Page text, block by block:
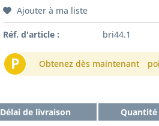
Ajouter à ma liste
Réf. d'article : bri44.1
P Obtenez dès maintenant
Délai de livraison Quantité